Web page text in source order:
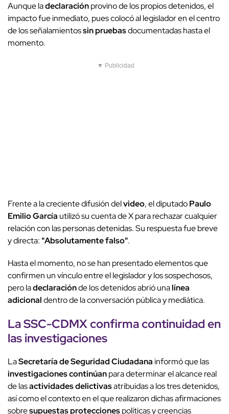
Aunque ladeclaraciónprovino de los propios detenidos, el
impacto fue inmediato, pues colocó al legislador en el centro
de los señalamientossin pruebasdocumentadas hasta el
momento.
▼ Publicidad
Frente a la creciente difusión delvideo, el diputadoPaulo
Emilio García utilizó su cuenta de X para rechazar cualquier
relación con las personas detenidas. Su respuesta fue breve
y directa: "Absolutamente falso".
Hasta el momento, no se han presentado elementos que
confirmen un vínculo entre el legislador y los sospechosos,
pero ladeclaraciónde los detenidos abrió unalínea
adicionaldentro de la conversación pública y mediática.
LaSSC-CDMXconfirma continuidad en
las investigaciones
LaSecretaría de Seguridad Ciudadanainformó que las
investigaciones continúanpara determinar el alcance real
de lasactividades delictivasatribuidas a los tres detenidos,
así como el contexto en el que realizaron dichas afirmaciones
sobresupuestas proteccionespolíticas y creencias